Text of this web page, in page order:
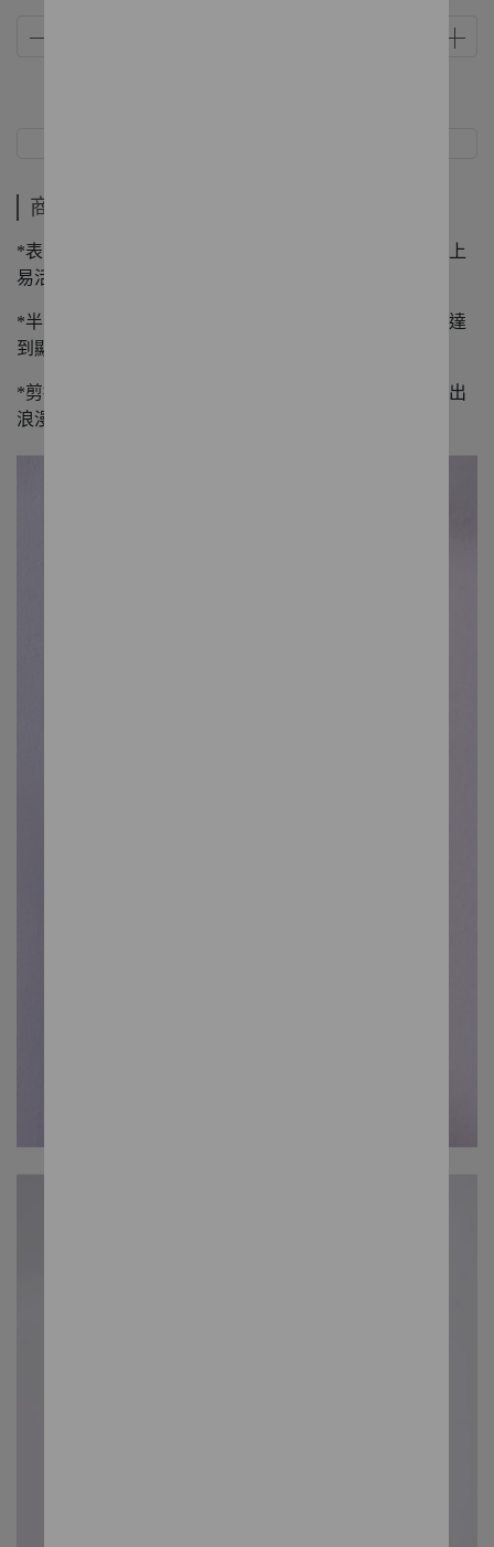
商品介紹
*表面細緻蕾絲布，內裡舒適親膚，彈性的針織素材穿著上
易活動。
*半高領設計內搭增加搭配層次感，視覺上修飾脖頸線條達
到顯瘦效果。
*剪接壓褶袖口變化不單調，外搭素面襯衫或線衫時，帶出
浪漫小細節。